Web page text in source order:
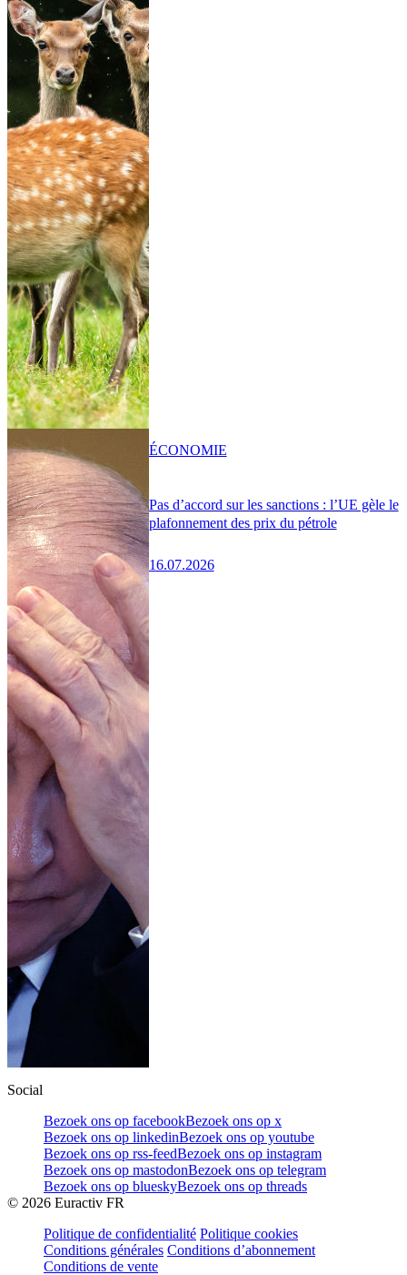
Pas d’accord sur les sanctions : l’UE gèle le
plafonnement des prix du pétrole
16.07.2026
ÉCONOMIE
Social
Bezoek ons op facebookBezoek ons op x
Bezoek ons op linkedinBezoek ons op youtube
Bezoek ons op rss-feedBezoek ons op instagram
Bezoek ons op mastodonBezoek ons op telegram
Bezoek ons op blueskyBezoek ons op threads
© 2026 Euractiv FR
Politique de confidentialité Politique cookies
Conditions générales Conditions d’abonnement
Conditions de vente